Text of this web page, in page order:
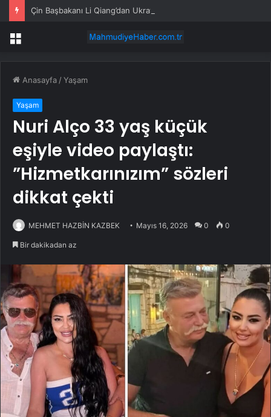
Menü
Anasayfa /Yaşam
Yaşam
Nuri Alço 33 yaş küçük
eşiyle video paylaştı:
”Hizmetkarınızım” sözleri
dikkat çekti
MEHMET HAZBİN KAZBEK Mayıs 16, 2026 0 0
Bir dakikadan az